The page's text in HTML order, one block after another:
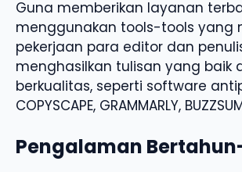
Guna memberikan layanan
menggunakan tools-tools yang
pekerjaan para editor dan
menghasilkan tulisan yang baik
berkualitas, seperti software
COPYSCAPE, GRAMMARLY,
Pengalaman